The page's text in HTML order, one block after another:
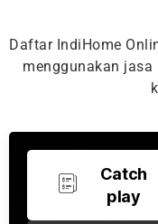
Daftar IndiHome
menggunakan
Catch
play